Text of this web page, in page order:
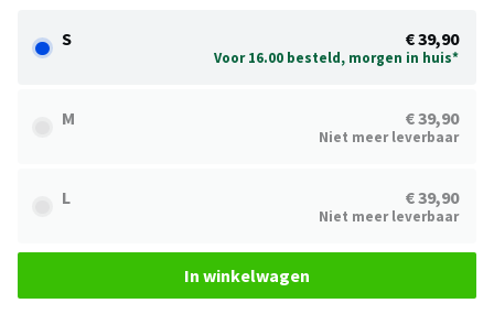
S € 39,90
Voor 16.00 besteld, morgen in huis*
M € 39,90
Niet meer leverbaar
L € 39,90
Niet meer leverbaar
In winkelwagen